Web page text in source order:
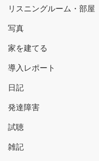
リスニングルーム・部屋
写真
家を建てる
導入レポート
日記
発達障害
試聴
雑記